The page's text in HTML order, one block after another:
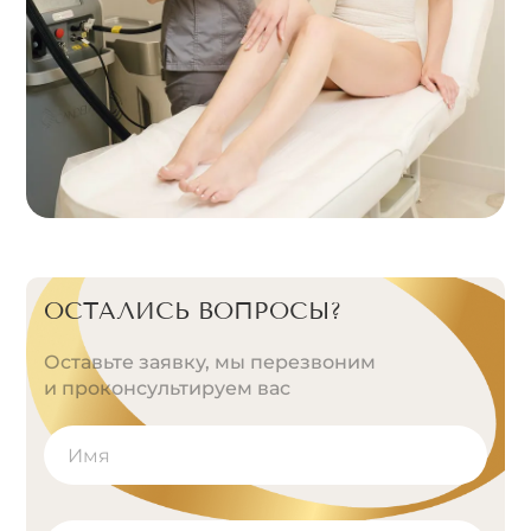
ОСТАЛИСЬ ВОПРОСЫ?
Оставьте заявку, мы перезвоним
и проконсультируем вас